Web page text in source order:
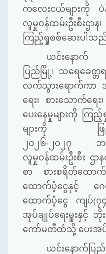
ကလေးငယ်များကို ပဲ
လူမှုဝန်ထမ်းဦးစီးဌာ
ကြည့်ရှုစစ်ဆေးပါသ
ယင်းနောက်
ပြည်မြို့၊ သရေခေတ္
လက်သွားရောက်ကာ အ
ရေး၊ စားသောက်ရေး
ပေးနေမှုများကို ကြ
များကို ဖြည့်ဆည်
၂၀၂၆-၂၀၂၇
လူမှုဝန်ထမ်းဦးစီး ဌ
စာ စားစရိတ်ထေ
ထောက်ပံ့ငွေနှင့် ဂေ
ထောက်ပံ့ငွေ ကျပ်(
အုပ်ချုပ်ရေးမှူးနှင့် ဘို
ကော်မတီထံသို့ ပေးအ
ယင်းနောက်ပြ